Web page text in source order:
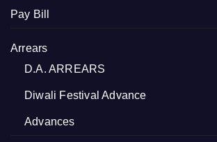
Pay Bill
Arrears
D.A. ARREARS
Diwali Festival Advance
Advances